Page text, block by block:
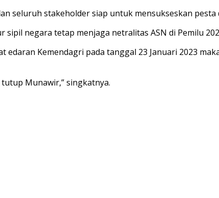
seluruh stakeholder siap untuk mensukseskan pesta
negara tetap menjaga netralitas ASN di Pemilu
edaran Kemendagri pada tanggal 23 Januari 2023
Munawir,” singkatnya.